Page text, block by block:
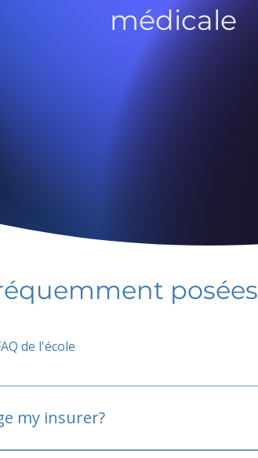
médicale
posées
de l'école
my insurer?